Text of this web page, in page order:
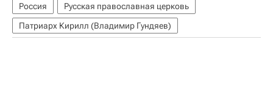
Россия
Русская православная церковь
Патриарх Кирилл (Владимир Гундяев)